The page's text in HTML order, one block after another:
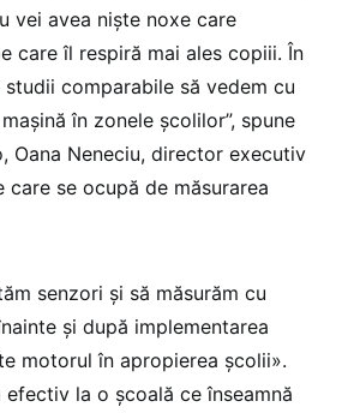
vei avea niște noxe care
care îl respiră mai ales copiii. În
studii comparabile să vedem cu
în zonele școlilor”, spune
Oana Neneciu, director executiv
care se ocupă de măsurarea
senzori și să măsurăm cu
și după implementarea
motorul în apropierea școlii».
efectiv la o școală ce înseamnă